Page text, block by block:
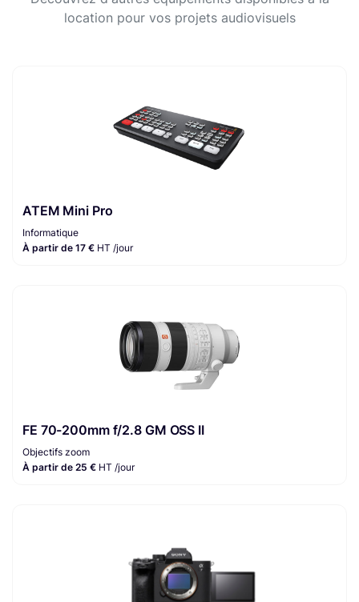
location pour vos projets audiovisuels
ATEM Mini Pro
Informatique
À partir de 17 € HT /jour
FE 70-200mm f/2.8 GM OSS II
Objectifs zoom
À partir de 25 € HT /jour